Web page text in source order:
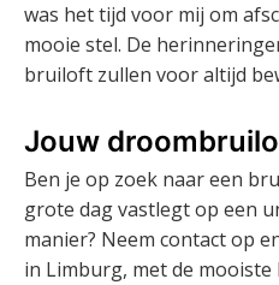
was het tijd voor mij om
mooie stel. De
bruiloft zullen voor altijd
Jouw
Ben je op zoek naar een
grote dag vastlegt op een
manier? Neem contact op
in Limburg, met de mooiste